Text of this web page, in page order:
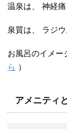
温泉は、 神経痛
泉質は、 ラジ
お風呂のイメー
ら ）
アメニティ